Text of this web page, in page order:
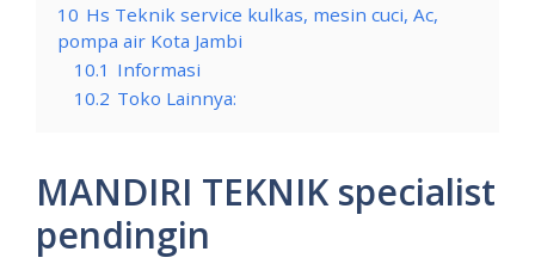
10 Hs Teknik service kulkas, mesin cuci, Ac,
pompa air Kota Jambi
10.1 Informasi
10.2 Toko Lainnya:
MANDIRI TEKNIK specialist
pendingin